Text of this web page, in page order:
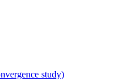
study)